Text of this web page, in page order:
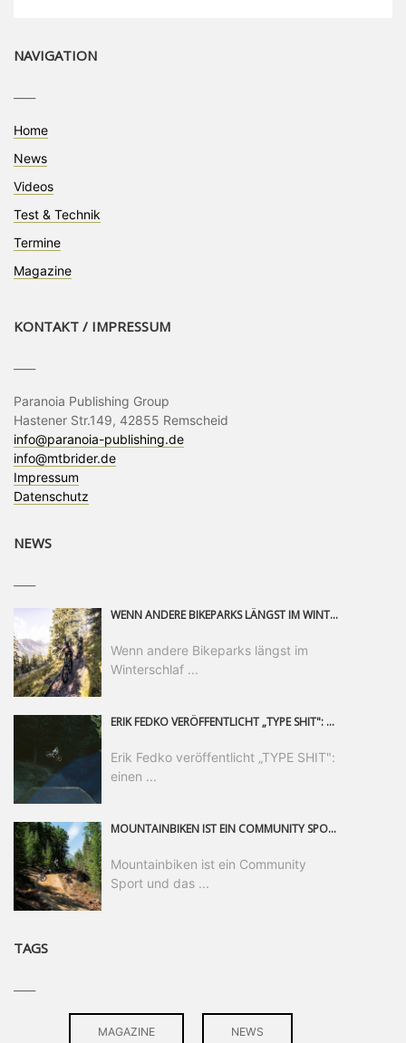
NAVIGATION
Home
News
Videos
Test & Technik
Termine
Magazine
KONTAKT / IMPRESSUM
Paranoia Publishing Group
Hastener Str.149, 42855 Remscheid
info@paranoia-publishing.de
info@mtbrider.de
Impressum
Datenschutz
NEWS
WENN ANDERE BIKEPARKS LÄNGST IM WINTERSCHLAF SIND, IST MAN IN SAALFELDEN LEOGANG IMMER NOCH AM MOUNTAINBIKEN. IST DER HERBST DIE SCHÖNSTE ZEIT DES JAHRES? AUF DEN TRAILS RUND UM SAALFELDEN LEOGANG UND IM EPIC BIKEPARK LEOGANG IST ER DAS AUF JEDEN FALL – UND DIE GEFÜHLT DIE LÄNGSTE NOCH DAZU. NOCH BIS MINDESTENS 8. NOVEMBER STEHT DAS PINZGAUER MOUNTAINBIKE-PARADIES ALLEN RIDERN OFFEN, DIE EINFACH NICHT GENUG KRIEGEN KÖNNEN. DABEI HÄLT DIE GOLDENE JAHRESZEIT IN SAALFELDEN LEOGANG WEIT MEHR ALS LINES, TRAILS UND HERBSTPANORAMEN BEREIT: MIT DEM BIKE FESTIVAL, VERSCHIEDENEN LADIES SHRED EVENTS UND EINEM DIE GESAMTE SAISON ANDAUERNDEN PHOTO CONTEST ZUM 25-JÄHRIGEN BIKEPARK-JUBILÄUM GIBT ES RUND UM ÖSTERREICHS ÄLTESTEN BIKEPARK EINIGES ZU ERLEBEN.
Wenn andere Bikeparks längst im
Winterschlaf ...
ERIK FEDKO VERÖFFENTLICHT „TYPE SHIT": EINEN 23-MINÜTIGEN MOUNTAINBIKE-FILM, ÜBER DREI JAHRE RUND UM DIE WELT GEDREHT. ZEITGLEICH LAUNCHT ER DIE GLEICHNAMIGE KOLLEKTION SEINER BRAND TYPE. EIN SEGMENT DES FILMS ERSCHEINT SEPARAT AUF RED BULL BIKE.
Erik Fedko veröffentlicht „TYPE SHIT":
einen ...
MOUNTAINBIKEN IST EIN COMMUNITY SPORT UND DAS BEWEIST SICH IN DER BIKE REPUBLIC SÖLDEN GERADE EINDRUCKSVOLL AUF ALLEN LEVELN. FREERIDE PROFI, SHAPERIN UND FRISCH GEWÄHLTE SWATCH NINES MVP VERO SANDLER IST BEGEISTERT VON DER VIELFALT DER BIKE DESTINATION, DER NEUEN JUMPLINE UND PLÄDIERT FÜR MUT BEI (FRAUEN) COMMUNITIES. VERO UND IHR VERLOBTER SAM HODGES VERBRINGEN MEHRERE MONATE IN DER BIKE REPUBLIC UND LASSEN UNS DARAN TEILHABEN. UM COMMUNITY GEHT ES AUCH BEI DER PARTNERSCHAFT ZWISCHEN SÖLDEN UND DEM NEUEN RIDERS PARK DONOVALY IN DER SLOWAKEI: DER DORTIGE TOURISMUSDIREKTOR JIRI PEC IST ÜBERZEUGT: VON MEHR BIKEPARKS PROFITIERT DIE GANZE MTB-SZENE – UND MIT DOMINIK LINSER, GESCHÄFTSFÜHRER DER BRS, HAT ER DAMIT DEN PERFEKTEN PARTNER GEFUNDEN.
Mountainbiken ist ein Community
Sport und das ...
TAGS
MAGAZINE NEWS